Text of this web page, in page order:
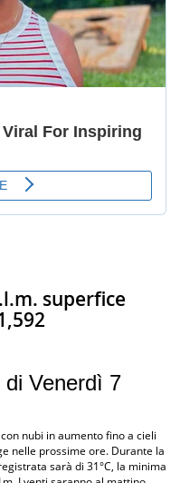
superfice
di Venerdì 7
nubi in aumento fino a cieli
nelle prossime ore. Durante la
sarà di 31°C, la minima